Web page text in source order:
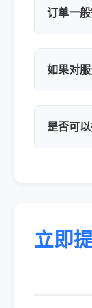
订单一般
如果对服
是否可
立即